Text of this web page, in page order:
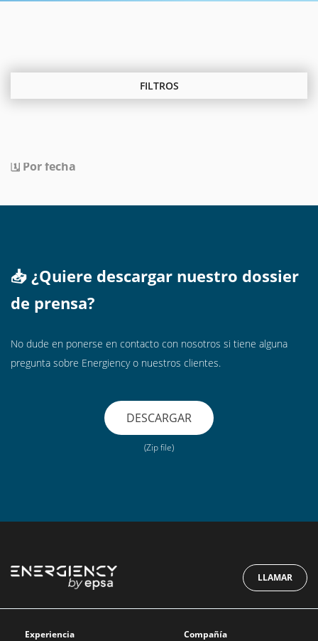
FILTROS
🗓️ Por fecha
📥 ¿Quiere descargar nuestro dossier
de prensa?
No dude en ponerse en contacto con nosotros si tiene alguna
pregunta sobre Energiency o nuestros clientes.
DESCARGAR
(Zip file)
LLAMAR
Experiencia
Compañía